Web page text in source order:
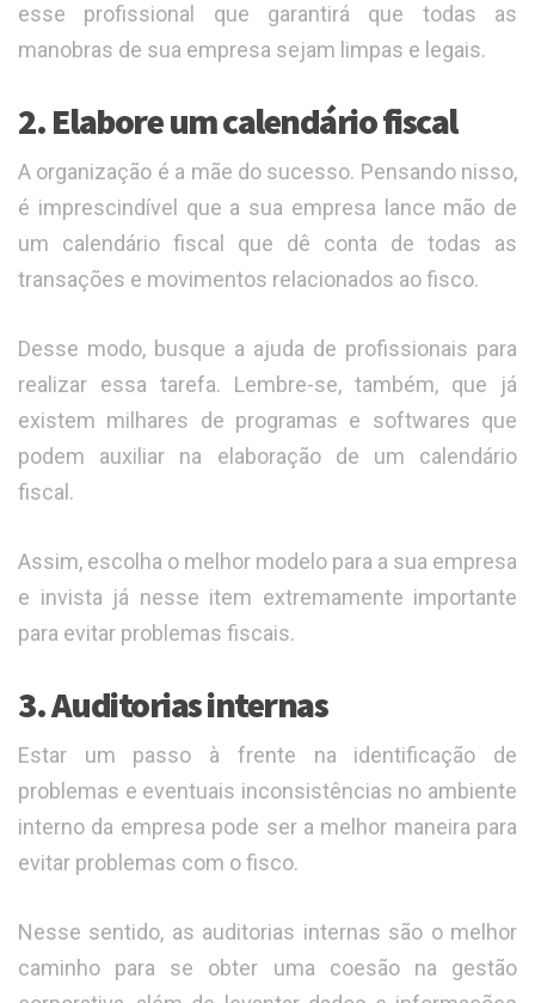
esse profissional que garantirá que todas as
manobras de sua empresa sejam limpas e legais.
2. Elabore um calendário fiscal
A organização é a mãe do sucesso. Pensando nisso,
é imprescindível que a sua empresa lance mão de
um calendário fiscal que dê conta de todas as
transações e movimentos relacionados ao fisco.
Desse modo, busque a ajuda de profissionais para
realizar essa tarefa. Lembre-se, também, que já
existem milhares de programas e softwares que
podem auxiliar na elaboração de um calendário
fiscal.
Assim, escolha o melhor modelo para a sua empresa
e invista já nesse item extremamente importante
para evitar problemas fiscais.
3. Auditorias internas
Estar um passo à frente na identificação de
problemas e eventuais inconsistências no ambiente
interno da empresa pode ser a melhor maneira para
evitar problemas com o fisco.
Nesse sentido, as auditorias internas são o melhor
caminho para se obter uma coesão na gestão